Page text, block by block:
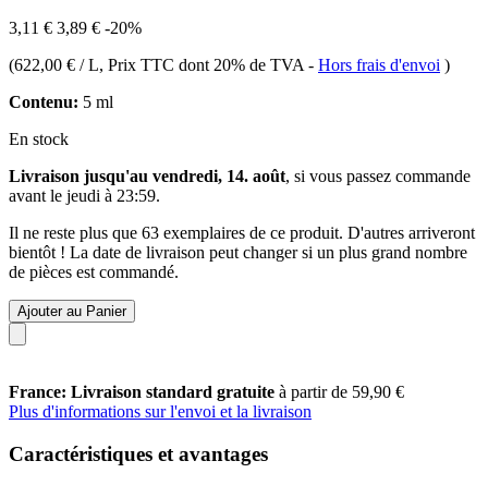
3,11 € 3,89 € -20%
(622,00 € / L, Prix TTC dont 20% de TVA - Hors frais d'envoi )
Contenu: 5 ml
En stock
Livraison jusqu'au vendredi, 14. août, si vous passez commande
avant le jeudi à 23:59.
Il ne reste plus que 63 exemplaires de ce produit. D'autres arriveront
bientôt ! La date de livraison peut changer si un plus grand nombre
de pièces est commandé.
Ajouter au Panier
France: Livraison standard gratuite à partir de 59,90 €
Plus d'informations sur l'envoi et la livraison
Caractéristiques et avantages